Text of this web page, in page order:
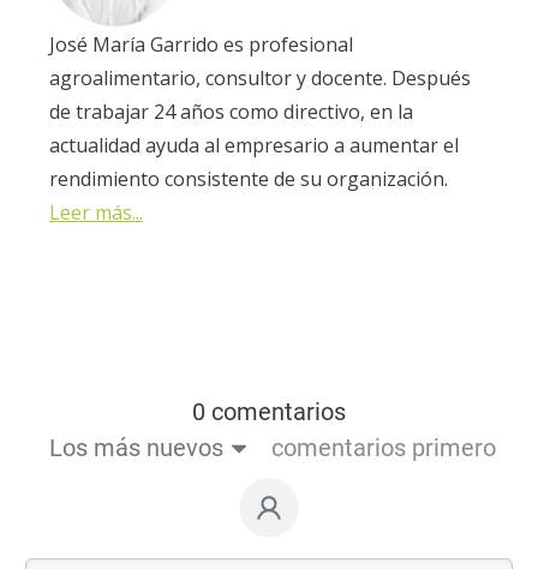
José María Garrido es profesional
agroalimentario, consultor y docente. Después
de trabajar 24 años como directivo, en la
actualidad ayuda al empresario a aumentar el
rendimiento consistente de su organización.
Leer más...
0 comentarios
Los más nuevos
comentarios primero